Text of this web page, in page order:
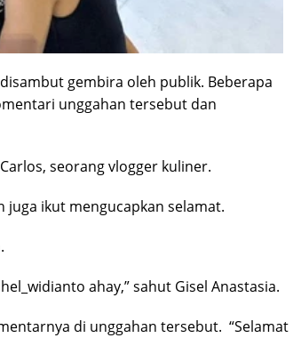
gembira oleh publik. Beberapa
unggahan tersebut dan
seorang vlogger kuliner.
juga ikut mengucapkan selamat.
ahay,” sahut Gisel Anastasia.
di unggahan tersebut. “Selamat